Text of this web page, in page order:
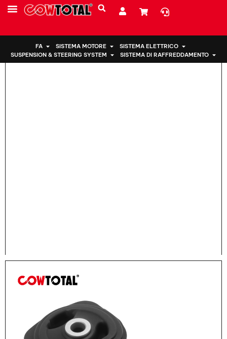
FA SISTEMA MOTORE
SISTEMA ELETTRICO
SUSPENSION & STEERING SYSTEM
SISTEMA DI RAFFREDDAMENTO
Casa > Supporto motore 50890-SNA-A81 per Honda